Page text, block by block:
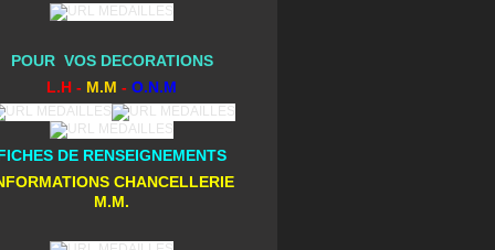
POUR VOS DECORATIONS
L.H - M.M - O.N.M
DE RENSEIGNEMENTS
CHANCELLERIE
M.M.